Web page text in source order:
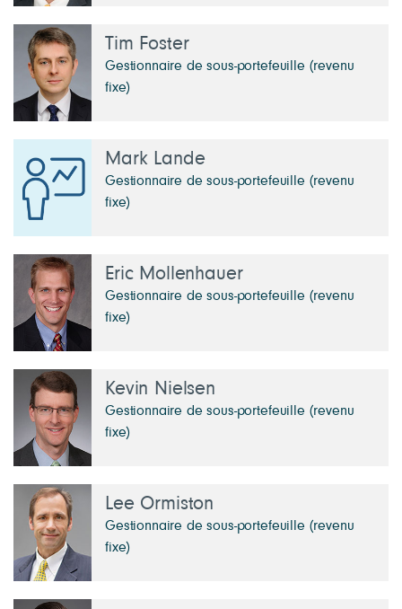
Tim Foster
Gestionnaire de sous-portefeuille (revenu
fixe)
Mark Lande
Gestionnaire de sous-portefeuille (revenu
fixe)
Eric Mollenhauer
Gestionnaire de sous-portefeuille (revenu
fixe)
Kevin Nielsen
Gestionnaire de sous-portefeuille (revenu
fixe)
Lee Ormiston
Gestionnaire de sous-portefeuille (revenu
fixe)